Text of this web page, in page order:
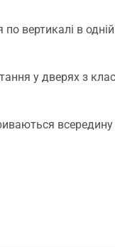
вертикалі в одній
у дверях з
всередину